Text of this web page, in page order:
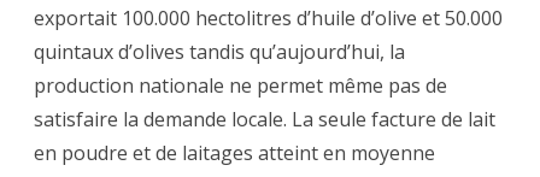
exportait 100.000 hectolitres d’huile d’olive et 50.000
quintaux d’olives tandis qu’aujourd’hui, la
production nationale ne permet même pas de
satisfaire la demande locale. La seule facture de lait
en poudre et de laitages atteint en moyenne